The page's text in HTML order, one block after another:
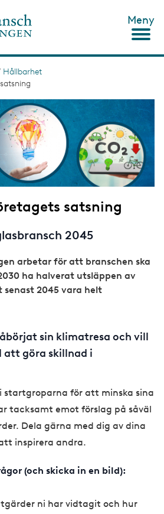
Meny
Hållbarhet
satsning
2045
arbetar för att branschen ska
ha halverat utsläppen av
2045 vara helt
sin klimatresa och vill
att göra skillnad i
startgroparna för att minska sina
tacksamt emot förslag på såväl
Dela gärna med dig av dina
inspirera andra.
(och skicka in en bild):
ni har vidtagit och hur